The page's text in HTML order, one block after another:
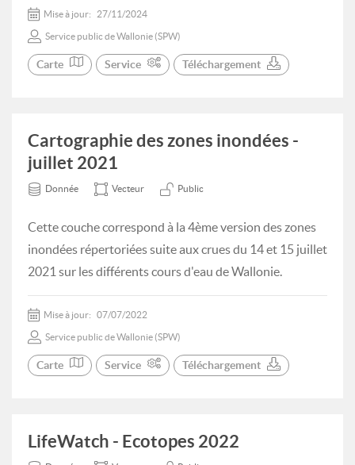
Mise à jour: 27/11/2024
Service public de Wallonie (SPW)
Carte Service Téléchargement
Cartographie des zones inondées -
juillet 2021
Donnée Vecteur Public
Cette couche correspond à la 4ème version des zones
inondées répertoriées suite aux crues du 14 et 15 juillet
2021 sur les différents cours d'eau de Wallonie.
Mise à jour: 07/07/2022
Service public de Wallonie (SPW)
Carte Service Téléchargement
LifeWatch - Ecotopes 2022